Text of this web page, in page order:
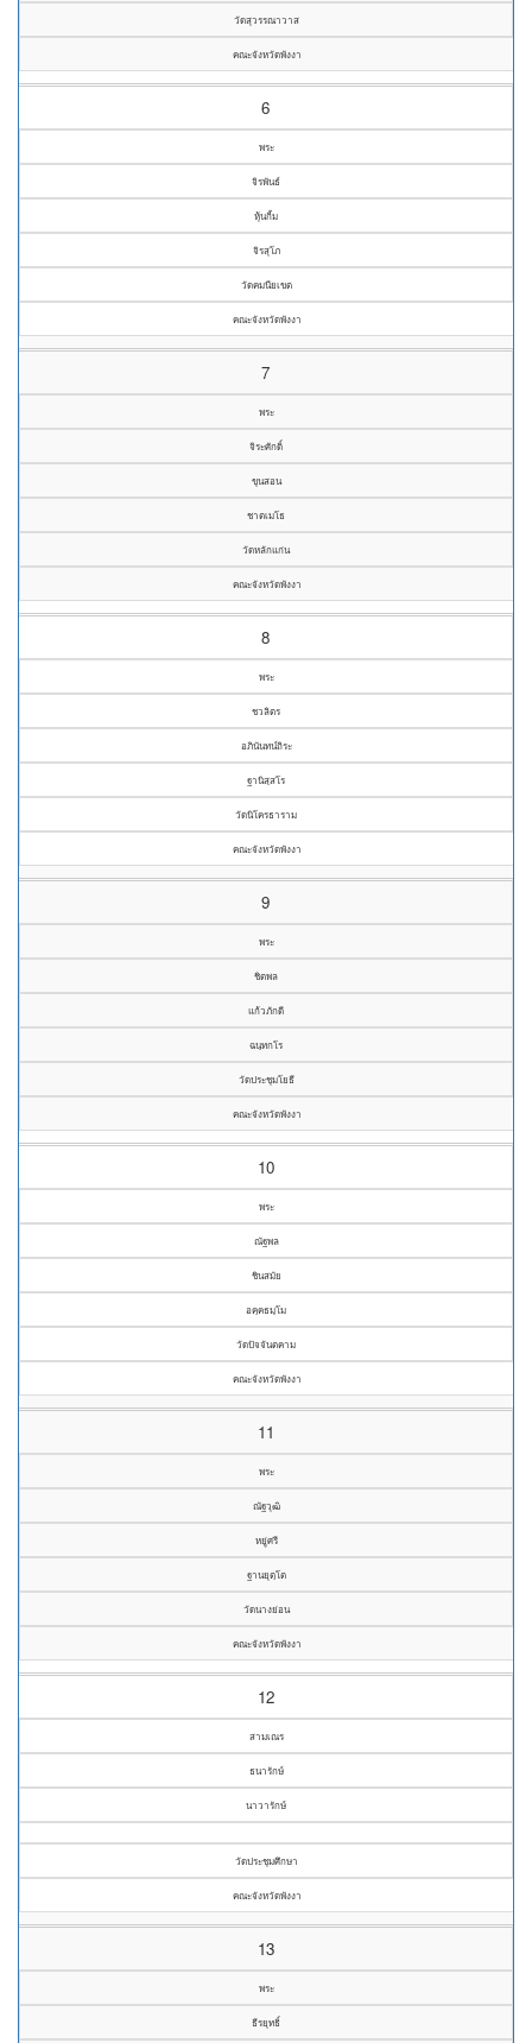
วัดสุวรรณาวาส
คณะจังหวัดพังงา
6
พระ
จิรพันธ์
หุ้นกิ้ม
จิรสุโภ
วัดคมนียเขต
คณะจังหวัดพังงา
7
พระ
จิระศักดิ์
ขุนสอน
ชาตเมโธ
วัดหลักแก่น
คณะจังหวัดพังงา
8
พระ
ชวลิตร
อภินันทน์ถิระ
ฐานิสฺสโร
วัดนิโครธาราม
คณะจังหวัดพังงา
9
พระ
ชิตพล
แก้วภักดี
ฉนฺทกโร
วัดประชุมโยธี
คณะจังหวัดพังงา
10
พระ
ณัฐพล
ชินสมัย
อคฺคธมฺโม
วัดปัจจันตคาม
คณะจังหวัดพังงา
11
พระ
ณัฐวุฒิ
หยู่ศรี
ฐานยุตฺโต
วัดนางย่อน
คณะจังหวัดพังงา
12
สามเณร
ธนารักษ์
นาวารักษ์
วัดประชุมศึกษา
คณะจังหวัดพังงา
13
พระ
ธีรยุทธิ์